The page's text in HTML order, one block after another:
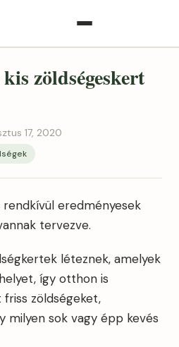
zöldségeskert
17, 2020
eredményesek
tervezve.
léteznek, amelyek
így otthon is
zöldségeket,
milyen sok vagy épp kevés